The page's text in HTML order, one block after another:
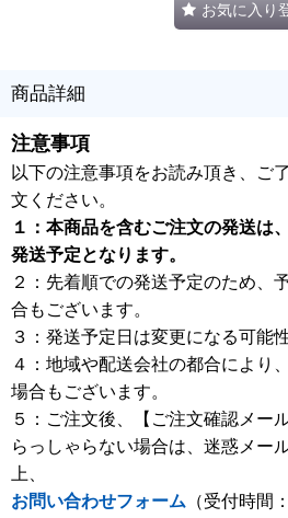
お気に入り
商品詳細
注意事項
以下の注意事項をお読み頂き、ご
文ください。
１：本商品を含むご注文の発送は、
発送予定となります。
２：先着順での発送予定のため、
合もございます。
３：発送予定日は変更になる可能
４：地域や配送会社の都合により
場合もございます。
５：ご注文後、【ご注文確認メー
らっしゃらない場合は、迷惑メー
上、
お問い合わせフォーム （受付時間